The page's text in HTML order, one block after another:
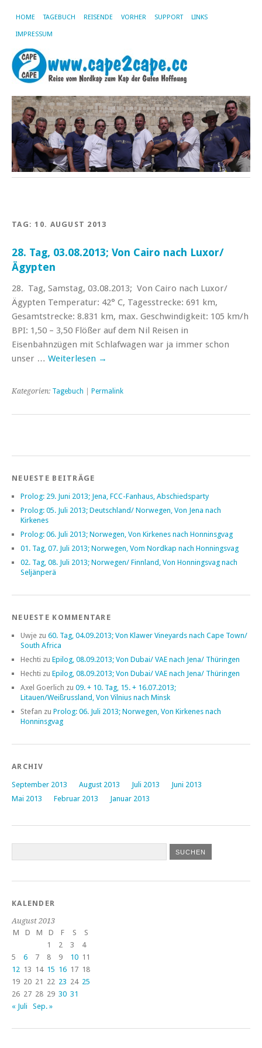
HOME TAGEBUCH REISENDE VORHER SUPPORT LINKS
IMPRESSUM
TAG:10. AUGUST 2013
28. Tag, 03.08.2013; Von Cairo nach Luxor/
Ägypten
28. Tag, Samstag, 03.08.2013; Von Cairo nach Luxor/
Ägypten Temperatur: 42° C, Tagesstrecke: 691 km,
Gesamtstrecke: 8.831 km, max. Geschwindigkeit: 105 km/h
BPI: 1,50 – 3,50 Flößer auf dem Nil Reisen in
Eisenbahnzügen mit Schlafwagen war ja immer schon
unser … Weiterlesen →
Kategorien: Tagebuch Permalink
NEUESTE BEITRÄGE
Prolog: 29. Juni 2013; Jena, FCC-Fanhaus, Abschiedsparty
Prolog: 05. Juli 2013; Deutschland/ Norwegen, Von Jena nach
Kirkenes
Prolog: 06. Juli 2013; Norwegen, Von Kirkenes nach Honninsgvag
01. Tag, 07. Juli 2013; Norwegen, Vom Nordkap nach Honningsvag
02. Tag, 08. Juli 2013; Norwegen/ Finnland, Von Honningsvag nach
Seljänperä
NEUESTE KOMMENTARE
Uwje zu 60. Tag, 04.09.2013; Von Klawer Vineyards nach Cape Town/
South Africa
Hechti zu Epilog, 08.09.2013; Von Dubai/ VAE nach Jena/ Thüringen
Hechti zu Epilog, 08.09.2013; Von Dubai/ VAE nach Jena/ Thüringen
Axel Goerlich zu 09. + 10. Tag, 15. + 16.07.2013;
Litauen/Weißrussland, Von Vilnius nach Minsk
Stefan zu Prolog: 06. Juli 2013; Norwegen, Von Kirkenes nach
Honninsgvag
ARCHIV
September 2013 August 2013 Juli 2013
Juni 2013
Mai 2013
Februar 2013 Januar 2013
KALENDER
August 2013
M
D M D F S
S
1
2 3
4
5
6 7 8 9 10 11
12 13 14 15 16 17 18
19 20 21 22 23 24 25
26 27 28 29 30 31
« Juli
Sep. »